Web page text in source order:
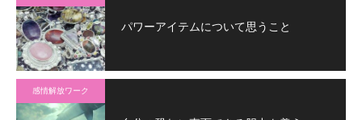
パワーアイテムについて思うこと
感情解放ワーク